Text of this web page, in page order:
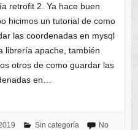
retrofit 2. Ya hace buen
hicimos un tutorial de como
las coordenadas en mysql
librería apache, también
otros de como guardar las
en…
Sin categoría
No